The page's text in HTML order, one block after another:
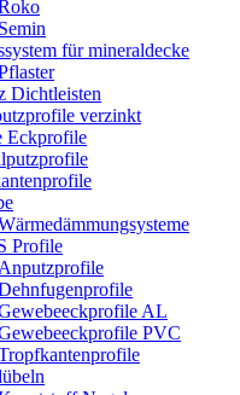
Semin
für mineraldecke
Dichtleisten
verzinkt
Eckprofile
Profile
Anputzprofile
AL
PVC